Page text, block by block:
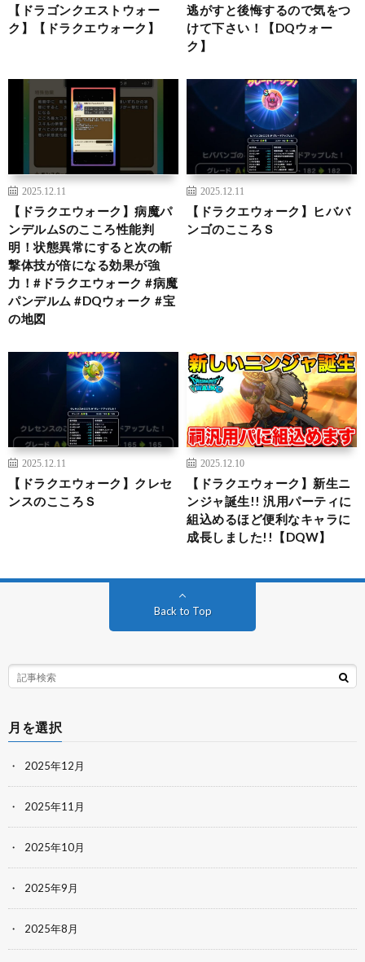
【ドラゴンクエストウォー
ク】【ドラクエウォーク】
逃がすと後悔するので気をつ
けて下さい！【DQウォー
ク】
2025.12.11
【ドラクエウォーク】病魔パ
ンデルムSのこころ性能判
明！状態異常にすると次の斬
撃体技が倍になる効果が強
力！#ドラクエウォーク #病魔
パンデルム #DQウォーク #宝
の地図
2025.12.11
【ドラクエウォーク】ヒババ
ンゴのこころＳ
2025.12.11
【ドラクエウォーク】クレセ
ンスのこころＳ
2025.12.10
【ドラクエウォーク】新生ニ
ンジャ誕生!! 汎用パーティに
組込めるほど便利なキャラに
成長しました!!【DQW】
Back to Top
月を選択
2025年12月
2025年11月
2025年10月
2025年9月
2025年8月